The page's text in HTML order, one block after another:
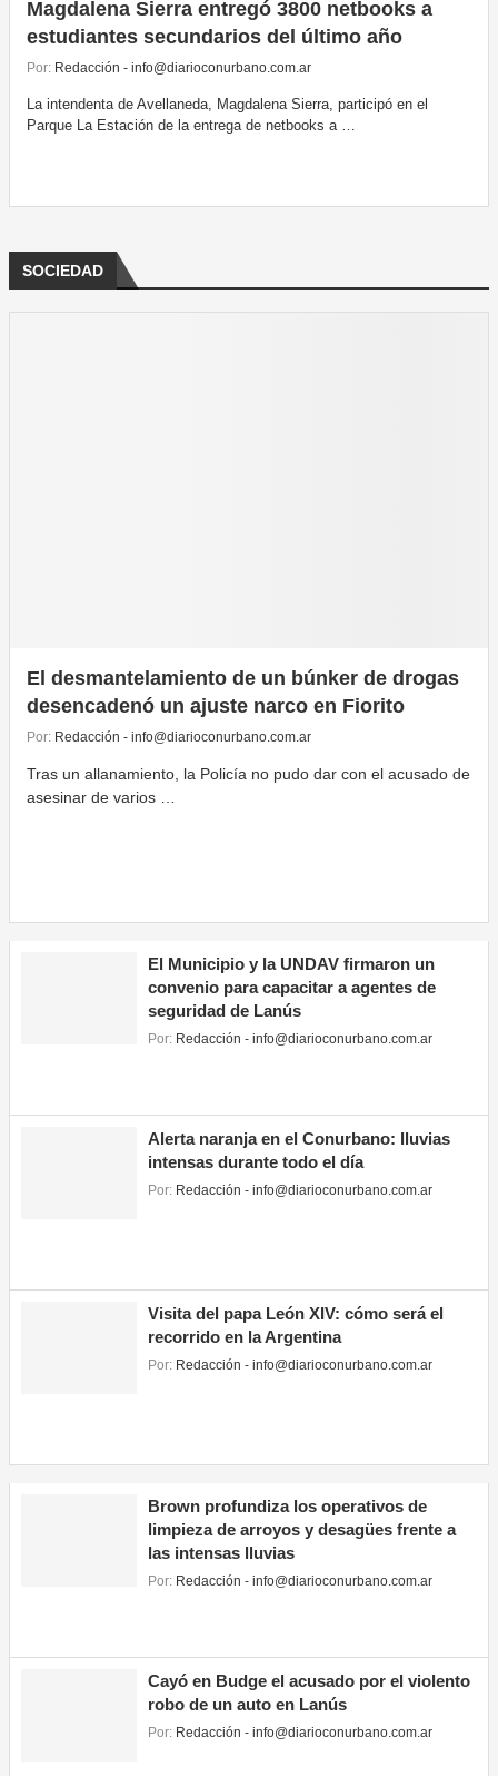
Magdalena Sierra entregó 3800 netbooks a
estudiantes secundarios del último año
Por: Redacción - info@diarioconurbano.com.ar
La intendenta de Avellaneda, Magdalena Sierra, participó en el
Parque La Estación de la entrega de netbooks a …
SOCIEDAD
El desmantelamiento de un búnker de drogas
desencadenó un ajuste narco en Fiorito
Por: Redacción - info@diarioconurbano.com.ar
Tras un allanamiento, la Policía no pudo dar con el acusado de
asesinar de varios …
El Municipio y la UNDAV firmaron un
convenio para capacitar a agentes de
seguridad de Lanús
Por: Redacción - info@diarioconurbano.com.ar
Alerta naranja en el Conurbano: lluvias
intensas durante todo el día
Por: Redacción - info@diarioconurbano.com.ar
Visita del papa León XIV: cómo será el
recorrido en la Argentina
Por: Redacción - info@diarioconurbano.com.ar
Brown profundiza los operativos de
limpieza de arroyos y desagües frente a
las intensas lluvias
Por: Redacción - info@diarioconurbano.com.ar
Cayó en Budge el acusado por el violento
robo de un auto en Lanús
Por: Redacción - info@diarioconurbano.com.ar